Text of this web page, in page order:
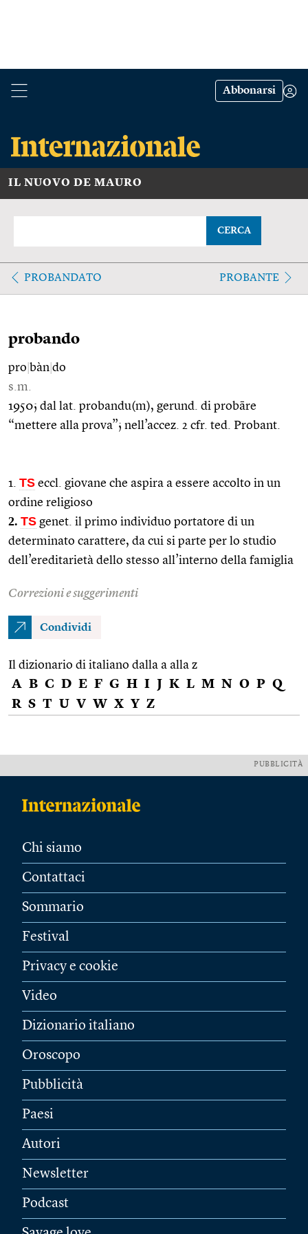
Abbonarsi
IL NUOVO DE MAURO
CERCA
PROBANDATO PROBANTE
probando
pro bàn do
s.m.
1950; dal lat. probandu(m), gerund. di probāre
“mettere alla prova”; nell’accez. 2 cfr. ted. Probant.
1. TS eccl. giovane che aspira a essere accolto in un
ordine religioso
2. TS genet. il primo individuo portatore di un
determinato carattere, da cui si parte per lo studio
dell’ereditarietà dello stesso all’interno della famiglia
Correzioni e suggerimenti
Condividi
Il dizionario di italiano dalla a alla z
A B C D E F G H I J K L M N O P Q
R S T U V W X Y Z
PUBBLICITÀ
Chi siamo
Contattaci
Sommario
Festival
Privacy e cookie
Video
Dizionario italiano
Oroscopo
Pubblicità
Paesi
Autori
Newsletter
Podcast